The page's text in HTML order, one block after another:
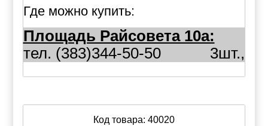
Где можно купить:
Площадь Райсовета 10а:
3шт.,
тел. (383)344-50-50
Код товара: 40020